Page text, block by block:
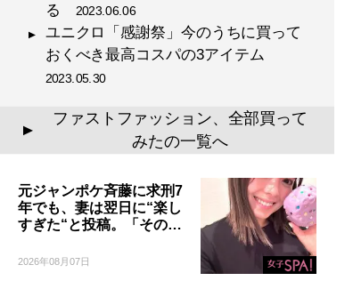
る 2023.06.06
ユニクロ「感謝祭」今のうちに買って
おくべき最高コスパの3アイテム
2023.05.30
▲
ファストファッション、全部買って
みたの一覧へ
元ジャンポケ斉藤に求刑7
年でも、妻は翌日に“楽し
すぎた“と投稿。「その…
2026年08月07日